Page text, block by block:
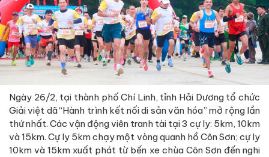
Ngày 26/2, tại thành phố Chí Linh, tỉnh Hải Dương tổ chức
Giải việt dã “Hành trình kết nối di sản văn hóa” mở rộng lần
thứ nhất. Các vận động viên tranh tài tại 3 cự ly: 5km, 10km
và 15km. Cự ly 5km chạy một vòng quanh hồ Côn Sơn; cự ly
10km và 15km xuất phát từ bến xe chùa Côn Sơn đến nghi